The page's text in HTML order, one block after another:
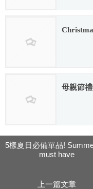
母親節
5樣夏日必備單品!
must have
上一篇文章